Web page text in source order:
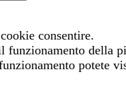
consentire.
funzionamento della
potete